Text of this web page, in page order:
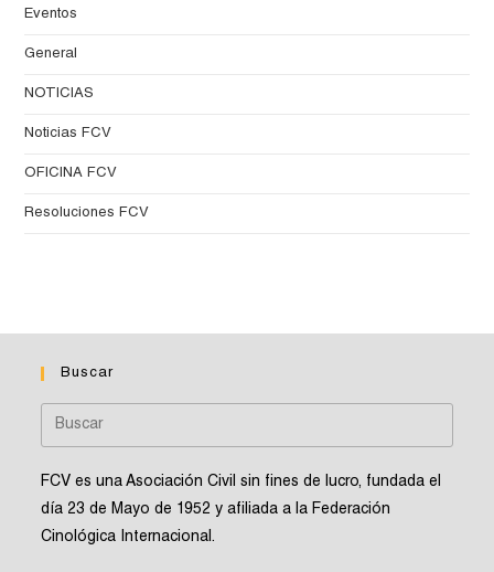
Eventos
General
NOTICIAS
Noticias FCV
OFICINA FCV
Resoluciones FCV
Buscar
FCV es una Asociación Civil sin fines de lucro, fundada el
día 23 de Mayo de 1952 y afiliada a la Federación
Cinológica Internacional.